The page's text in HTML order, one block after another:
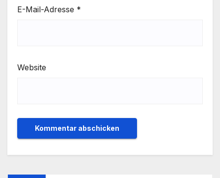
E-Mail-Adresse *
Website